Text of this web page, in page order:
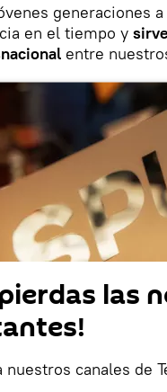
generaciones
en el tiempo y
entre
las
nuestros canales de